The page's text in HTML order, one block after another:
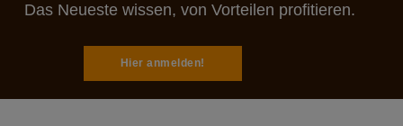
Das Neueste wissen, von Vorteilen profitieren.
Hier anmelden!